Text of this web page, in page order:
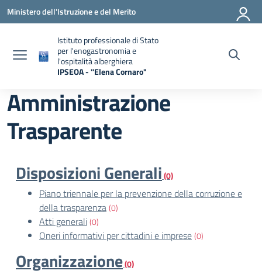
Vai ai contenuti
Vai al menu di navigazione
Vai al footer
Ministero dell'Istruzione e del Merito
Istituto professionale di Stato
per l'enogastronomia e
l'ospitalità alberghiera
IPSEOA - ''Elena Cornaro"
Amministrazione
Trasparente
Disposizioni Generali(0)
Piano triennale per la prevenzione della corruzione e
della trasparenza(0)
Atti generali(0)
Oneri informativi per cittadini e imprese(0)
Organizzazione(0)